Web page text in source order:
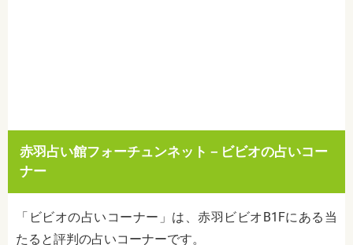
赤羽占い館フォーチュンネット－ビビオの占いコー
ナー
「ビビオの占いコーナー」は、赤羽ビビオB1Fにある当
たると評判の占いコーナーです。